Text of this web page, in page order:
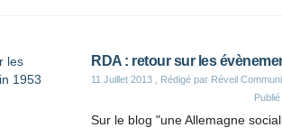
RDA : retour sur les
11 Juillet 2013 , Rédigé par Réveil
Sur le blog "une Allemagne